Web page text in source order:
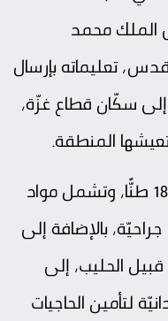
محمد
تعليماته بإرسال
إلى سكّان قطاعغزّة،
المنطقة.
وتبلغ حمولة هذه المساعدات 180 طنًّا، وتشمل مواد
بالإضافة إلى
الحليب، إلى
لتأمين الحاجيات